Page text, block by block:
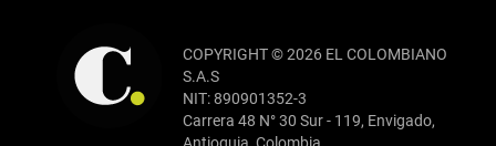
COPYRIGHT © 2026 EL COLOMBIANO
S.A.S
NIT: 890901352-3
Carrera 48 N° 30 Sur - 119, Envigado,